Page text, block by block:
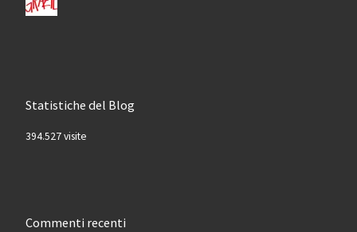
Statistiche del Blog
394.527 visite
Commenti recenti